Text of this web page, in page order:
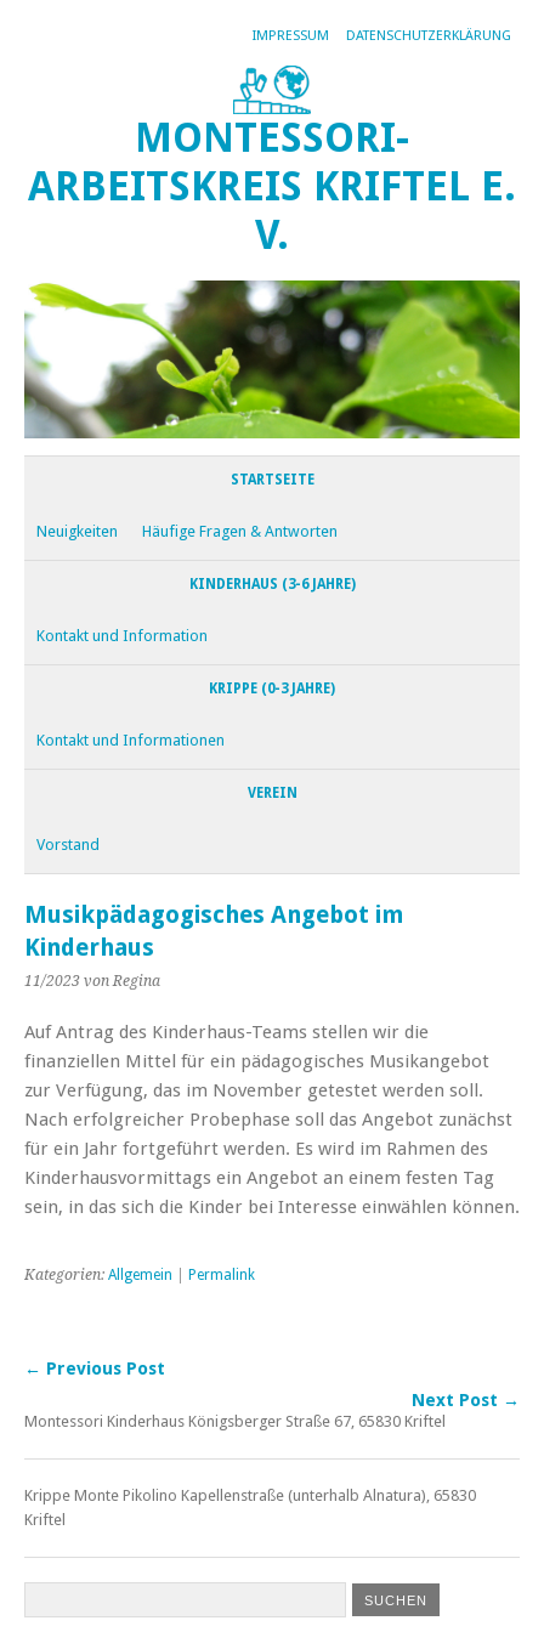
IMPRESSUM DATENSCHUTZERKLÄRUNG
MONTESSORI-
ARBEITSKREIS KRIFTEL E.
V.
STARTSEITE
Neuigkeiten Häufige Fragen & Antworten
KINDERHAUS (3-6 JAHRE)
Kontakt und Information
KRIPPE (0-3 JAHRE)
Kontakt und Informationen
VEREIN
Vorstand
Musikpädagogisches Angebot im
Kinderhaus
11/2023 von Regina
Auf Antrag des Kinderhaus-Teams stellen wir die
finanziellen Mittel für ein pädagogisches Musikangebot
zur Verfügung, das im November getestet werden soll.
Nach erfolgreicher Probephase soll das Angebot zunächst
für ein Jahr fortgeführt werden. Es wird im Rahmen des
Kinderhausvormittags ein Angebot an einem festen Tag
sein, in das sich die Kinder bei Interesse einwählen können.
Kategorien: Allgemein Permalink
← Previous Post
Next Post →
Montessori Kinderhaus Königsberger Straße 67, 65830 Kriftel
Krippe Monte Pikolino Kapellenstraße (unterhalb Alnatura), 65830
Kriftel